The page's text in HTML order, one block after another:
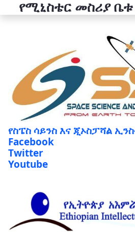
የስፔስ ሳይንስ እና ጂኦስፓሻል
Facebook
Twitter
Youtube